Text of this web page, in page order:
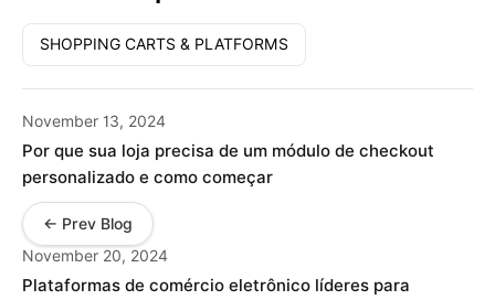
SHOPPING CARTS & PLATFORMS
November 13, 2024
Por que sua loja precisa de um módulo de checkout
personalizado e como começar
← Prev Blog
November 20, 2024
Plataformas de comércio eletrônico líderes para